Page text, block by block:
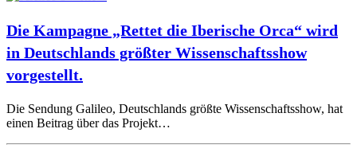
Die Kampagne „Rettet die Iberische Orca“ wird
in Deutschlands größter Wissenschaftsshow
vorgestellt.
Die Sendung Galileo, Deutschlands größte Wissenschaftsshow, hat
einen Beitrag über das Projekt…